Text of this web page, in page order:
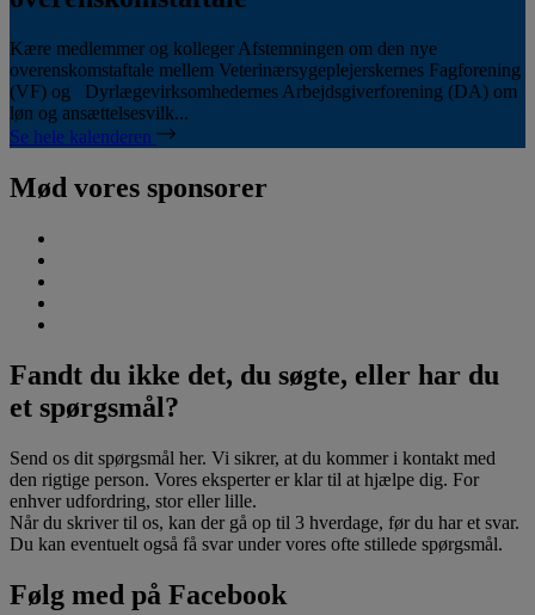
Kære medlemmer og kolleger Afstemningen om den nye
overenskomstaftale mellem Veterinærsygeplejerskernes Fagforening
(VF) og Dyrlægevirksomhedernes Arbejdsgiverforening (DA) om
løn og ansættelsesvilk...
Se hele kalenderen
Mød vores sponsorer
Fandt du ikke det, du søgte, eller har du
et spørgsmål?
Send os dit spørgsmål her. Vi sikrer, at du kommer i kontakt med
den rigtige person. Vores eksperter er klar til at hjælpe dig. For
enhver udfordring, stor eller lille.
Når du skriver til os, kan der gå op til 3 hverdage, før du har et svar.
Du kan eventuelt også få svar under vores ofte stillede spørgsmål.
Følg med på Facebook